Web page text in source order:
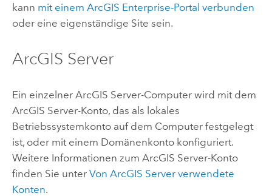
kann mit einem ArcGIS Enterprise-Portal verbunden
oder eine eigenständige Site sein.
ArcGIS Server
Ein einzelner ArcGIS Server-Computer wird mit dem
ArcGIS Server-Konto, das als lokales
Betriebssystemkonto auf dem Computer festgelegt
ist, oder mit einem Domänenkonto konfiguriert.
Weitere Informationen zum ArcGIS Server-Konto
finden Sie unter Von ArcGIS Serververwendete
Konten.